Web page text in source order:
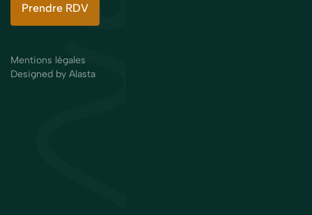
Mentions légales
Designed by Alasta
Prendre RDV